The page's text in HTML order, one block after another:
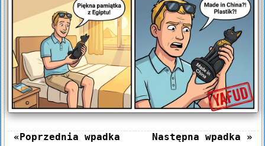
«Poprzednia wpadka Następna wpadka »